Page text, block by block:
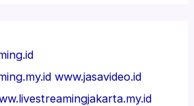
www.jasavideo.id